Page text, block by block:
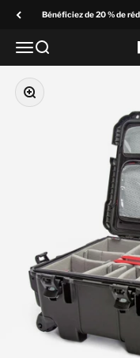
Bénéficiez de 20 % de
MenuRecherchez
Zoom